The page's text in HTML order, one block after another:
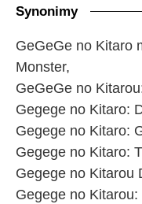
Synonimy
GeGeGe no Kitaro
Monster,
GeGeGe no
Gegege no Kitaro:
Gegege no Kitaro:
Gegege no Kitaro:
Gegege no Kitarou
Gegege no